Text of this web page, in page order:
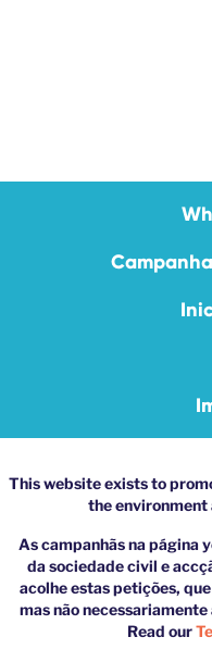
This website exists to
the environment
As campanhãs na página
da sociedade civil e
acolhe estas petições,
mas não
Read our